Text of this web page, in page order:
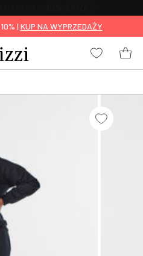
| KUP NA WYPRZEDAŻY